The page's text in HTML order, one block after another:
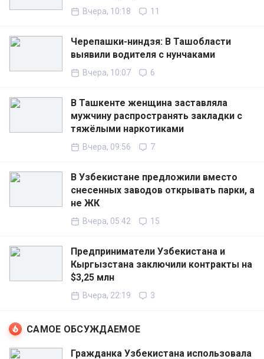
Вчера, 10:18 11
Черепашки-ниндзя: В Ташобласти
выявили водителя с нунчаками
Вчера, 10:07 6
В Ташкенте женщина заставляла
мужчину распространять закладки с
тяжёлыми наркотиками
Вчера, 09:56 7
В Узбекистане предложили вместо
снесенных заводов открывать парки, а
не ЖК
Вчера, 05:42 15
Предприниматели Узбекистана и
Кыргызстана заключили контракты на
$3,25 млн
Вчера, 22:19 3
САМОЕ ОБСУЖДАЕМОЕ
Гражданка Узбекистана использовала